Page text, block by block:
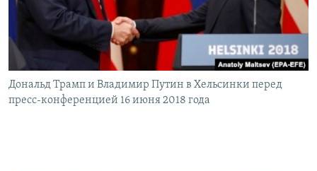
Дональд Трамп и Владимир Путин в Хельсинки перед
пресс-конференцией 16 июня 2018 года